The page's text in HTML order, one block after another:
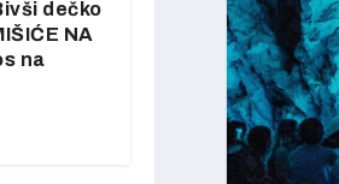
dečko
NA
na